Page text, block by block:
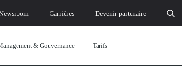
Carrières Devenir partenaire
& Gouvernance Tarifs